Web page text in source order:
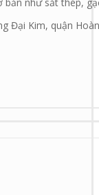
Đại Kim, quận